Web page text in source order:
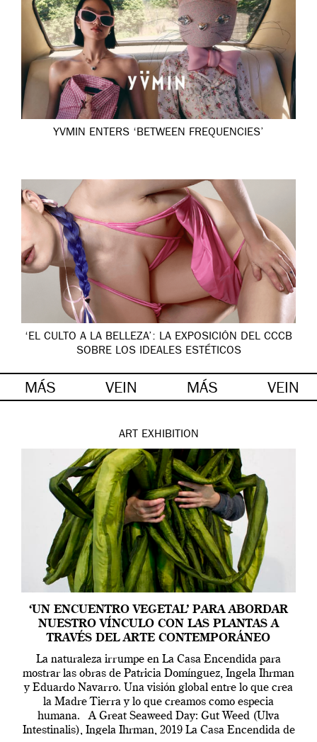
YVMIN ENTERS ‘BETWEEN FREQUENCIES’
‘EL CULTO A LA BELLEZA’: LA EXPOSICIÓN DEL CCCB
SOBRE LOS IDEALES ESTÉTICOS
MÁS VEIN MÁS VEIN
ART EXHIBITION
‘UN ENCUENTRO VEGETAL’ PARA ABORDAR
NUESTRO VÍNCULO CON LAS PLANTAS A
TRAVÉS DEL ARTE CONTEMPORÁNEO
La naturaleza irrumpe en La Casa Encendida para
mostrar las obras de Patricia Domínguez, Ingela Ihrman
y Eduardo Navarro. Una visión global entre lo que crea
la Madre Tierra y lo que creamos como especia
humana. A Great Seaweed Day: Gut Weed (Ulva
Intestinalis), Ingela Ihrman, 2019 La Casa Encendida de